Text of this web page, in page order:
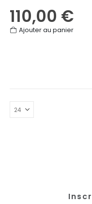
110,00 €
Ajouter au panier